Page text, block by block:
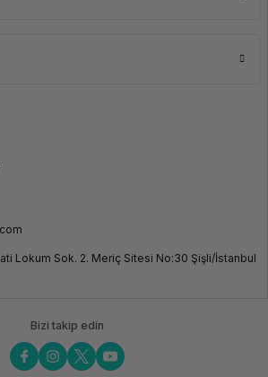
Lokum Sok. 2. Meriç Sitesi No:30 Şişli/İstanbul
Bizi takip edin